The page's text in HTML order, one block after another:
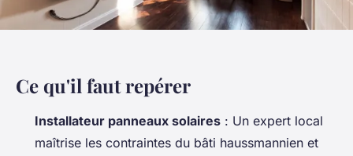
Ce qu'il faut repérer
Installateur panneaux solaires : Un expert local
maîtrise les contraintes du bâti haussmannien et